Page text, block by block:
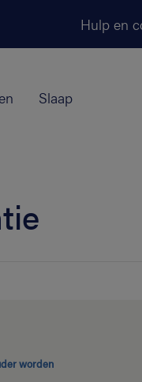
Hulp en
Slaap
worden